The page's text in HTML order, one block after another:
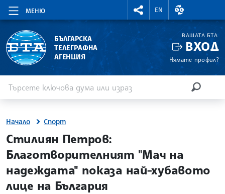
МЕНЮ
RIGHTMENU.SOCIAL
EN
ВАЛУТНИ
БЪЛГАРСКА
ТЕЛЕГРАФНА
АГЕНЦИЯ
ВАШАТА БТА
ВХОД
Нямате профил?
Начало Спорт
site.bta
Стилиян Петров:
Благотворителният "Мач на
надеждата" показа най-хубавото
лице на България